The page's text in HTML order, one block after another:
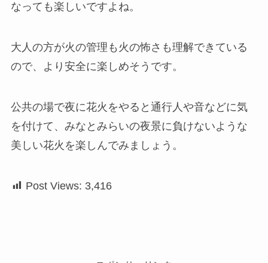
なっても楽しいですよね。
大人の方が火の管理も火の怖さも理解できている
ので、より安全に楽しめそうです。
公共の場で夜に花火をやると通行人や音などに気
を付けて、みなとみらいの夜景に負けないような
美しい花火を楽しんでみましょう。
Post Views: 3,416